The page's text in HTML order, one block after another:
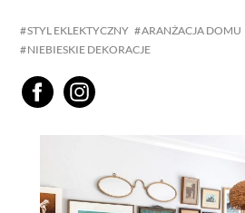
STYL EKLEKTYCZNY ARANŻACJA DOMU
NIEBIESKIE DEKORACJE